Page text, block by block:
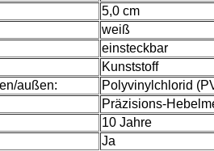
5,0 cm
weiß
einsteckbar
Kunststoff
außen:
Polyvinylchlorid
Präzisions-
10 Jahre
Ja